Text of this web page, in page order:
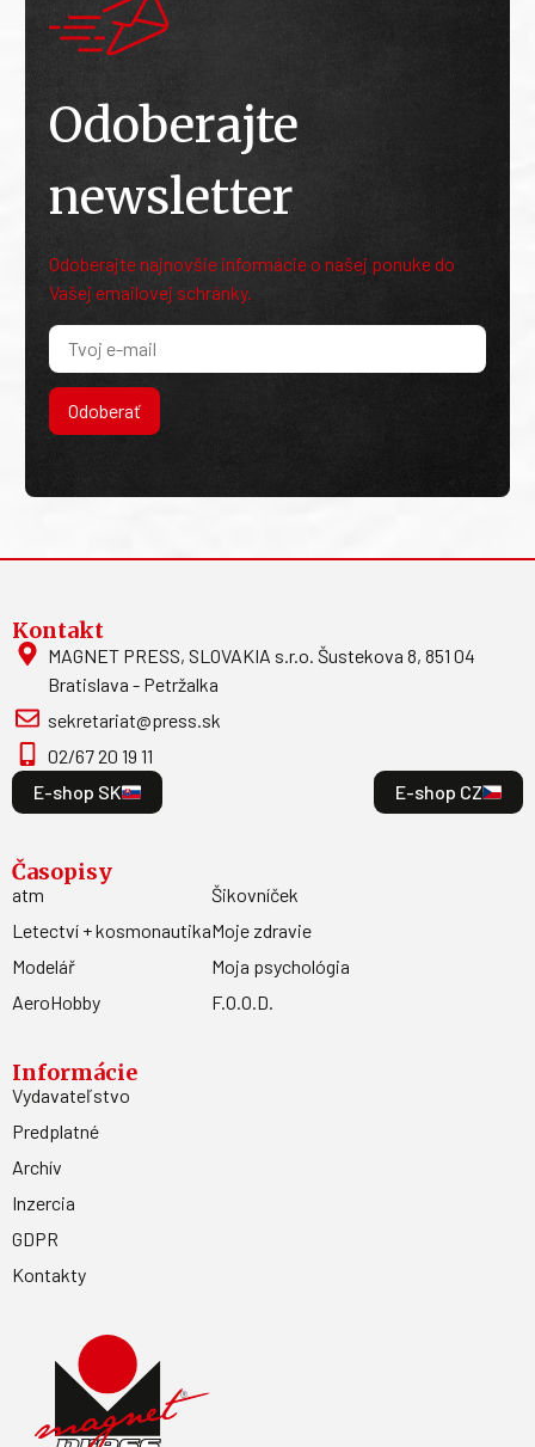
Odoberajte
newsletter
Odoberajte najnovšie informácie o našej ponuke do
Vašej emailovej schránky.
Odoberať
Kontakt
MAGNET PRESS, SLOVAKIA s.r.o. Šustekova 8, 851 04
Bratislava - Petržalka
sekretariat@press.sk
02/67 20 19 11
E-shop SK
E-shop CZ
Časopisy
atm
Letectví + kosmonautika
Modelář
AeroHobby
Šikovníček
Moje zdravie
Moja psychológia
F.O.O.D.
Informácie
Vydavateľstvo
Predplatné
Archív
Inzercia
GDPR
Kontakty